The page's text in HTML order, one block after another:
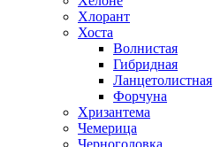
Хлорант
Хоста
Волнистая
Гибридная
Ланцетолистная
Форчуна
Хризантема
Чемерица
Черноголовка